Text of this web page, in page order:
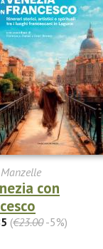
con
(€23.00-5%)